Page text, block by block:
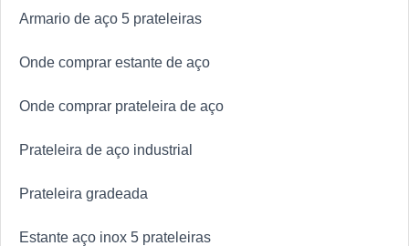
Armario de aço 5 prateleiras
Onde comprar estante de aço
Onde comprar prateleira de aço
Prateleira de aço industrial
Prateleira gradeada
Estante aço inox 5 prateleiras